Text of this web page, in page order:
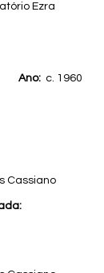
Ezra
Ano: c. 1960
Cassiano